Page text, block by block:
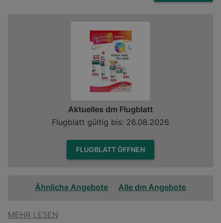
Aktuelles dm Flugblatt
Flugblatt gültig bis: 26.08.2026
FLUGBLATT ÖFFNEN
Ähnliche Angebote Alle dm Angebote
MEHR LESEN